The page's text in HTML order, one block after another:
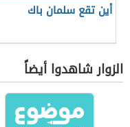
أين تقع سلمان باك
الزوار شاهدوا أيضاً